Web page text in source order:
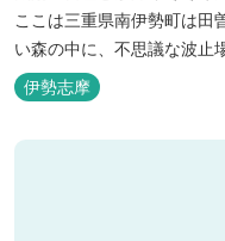
ここは三重県南伊勢町は田
い森の中に、不思議な波止
のは3艇のヨット。日本初の森のマリ
インテリアは見た目からは
間。夏場でもエアコン完
伊勢志摩